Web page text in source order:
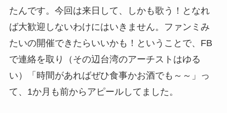
たんです。今回は来日して、しかも歌う！となれ
ば大歓迎しないわけにはいきません。ファンミみ
たいの開催できたらいいかも！ということで、FB
で連絡を取り（その辺台湾のアーチストはゆる
い）「時間があればぜひ食事かお酒でも～～」っ
て、1か月も前からアピールしてました。